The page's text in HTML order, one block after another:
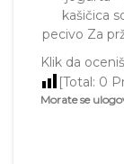
kašičica
pecivo Za
Klik da
[Total: 0
Morate se